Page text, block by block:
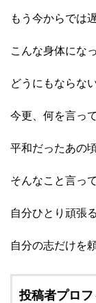
もう今からでは
こんな身体にな
どうにもならない
今更、何を言っ
平和だったあの
そんなこと言っ
自分ひとり頑張
自分の志だけを
投稿者プロ